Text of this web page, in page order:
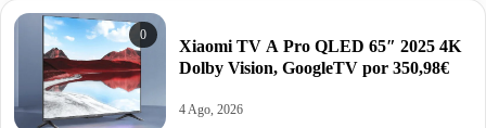
0
Xiaomi TV A Pro QLED 65″ 2025 4K
Dolby Vision, GoogleTV por 350,98€
4 Ago, 2026